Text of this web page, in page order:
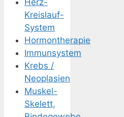
Herz-
Kreislauf-
System
Hormontherapie
Immunsystem
Krebs /
Neoplasien
Muskel-
Skelett,